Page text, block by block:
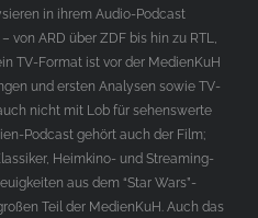
in ihrem Audio-Podcast
von ARD über ZDF bis hin zu RTL,
TV-Format ist vor der MedienKuH
und ersten Analysen sowie TV-
nicht mit Lob für sehenswerte
Podcast gehört auch der Film;
Heimkino- und Streaming-
aus dem “Star Wars”-
Teil der MedienKuH. Auch das